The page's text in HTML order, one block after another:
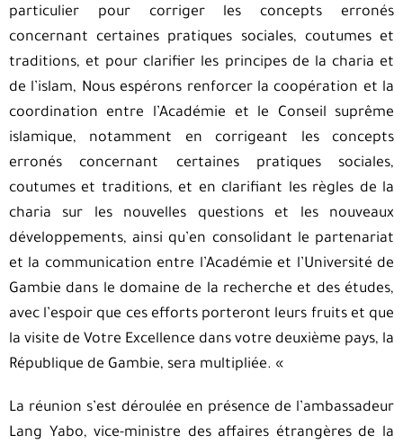
particulier pour corriger les concepts erronés
concernant certaines pratiques sociales, coutumes et
traditions, et pour clarifier les principes de la charia et
de l’islam, Nous espérons renforcer la coopération et la
coordination entre l’Académie et le Conseil suprême
islamique, notamment en corrigeant les concepts
erronés concernant certaines pratiques sociales,
coutumes et traditions, et en clarifiant les règles de la
charia sur les nouvelles questions et les nouveaux
développements, ainsi qu’en consolidant le partenariat
et la communication entre l’Académie et l’Université de
Gambie dans le domaine de la recherche et des études,
avec l’espoir que ces efforts porteront leurs fruits et que
la visite de Votre Excellence dans votre deuxième pays, la
République de Gambie, sera multipliée. «
La réunion s’est déroulée en présence de l’ambassadeur
Lang Yabo, vice-ministre des affaires étrangères de la